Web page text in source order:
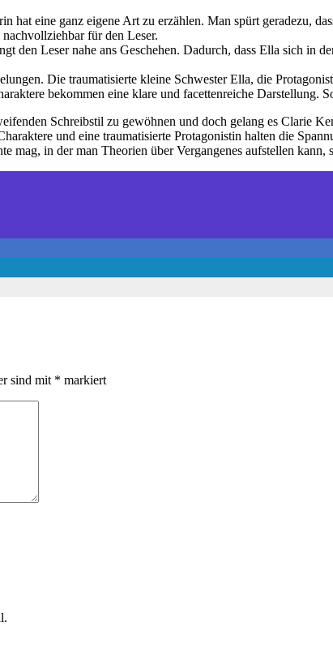
hat eine ganz eigene Art zu erzählen. Man spürt geradezu,
für den Leser.
den Leser nahe ans Geschehen. Dadurch, dass Ella sich in
Die traumatisierte kleine Schwester Ella, die
bekommen eine klare und facettenreiche Darstellung.
Schreibstil zu gewöhnen und doch gelang es Clarie
und eine traumatisierte Protagonistin halten die
mag, in der man Theorien über Vergangenes aufstellen kann,
sind mit * markiert